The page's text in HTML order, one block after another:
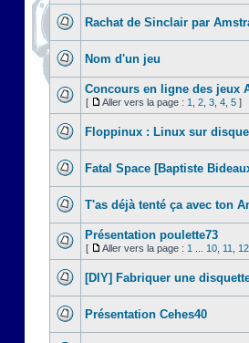
Rachat de Sinclair par
Nom d'un jeu
Concours en ligne des jeux
[ Aller vers la page : 1 2 3 4 5 ]
Floppinux : Linux sur
Fatal Space [Baptiste
T'as déjà tenté ça avec ton
Présentation poulette73
[ Aller vers la page : 1 10 11 12
[DIY] Fabriquer une
Présentation Cehes40